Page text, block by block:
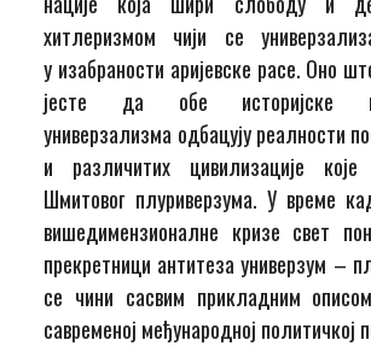
хитлеризмом чији се
у изабраности аријевске расе. Оно
јесте да обе историјске
универзализма одбацују реалности
и различитих цивилизације
Шмитовог плуриверзума. У време
вишедимензионалне кризе свет
прекретници антитеза универзум –
се чини сасвим прикладним
савременој међународној политичкој